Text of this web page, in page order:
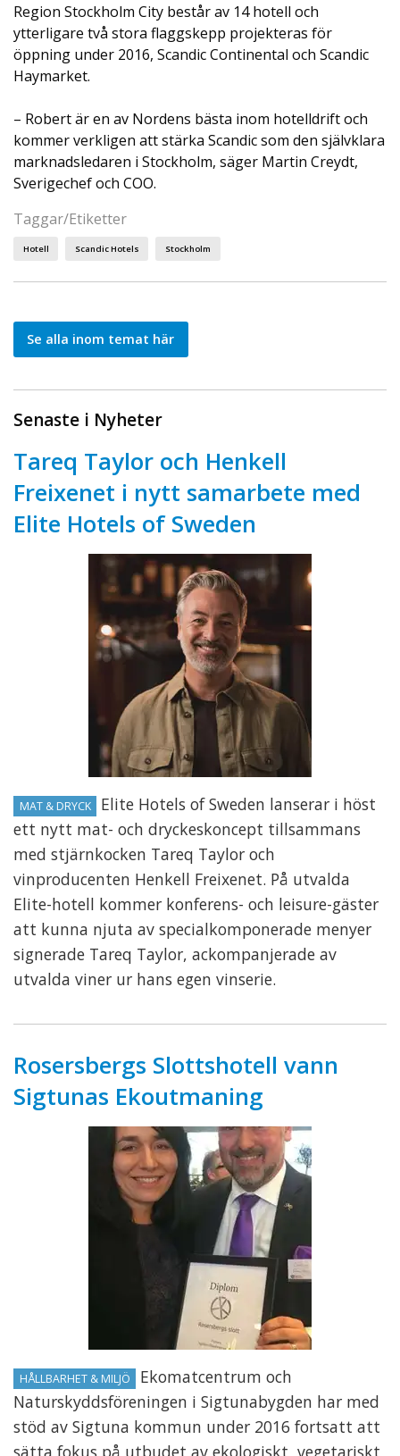
Region Stockholm City består av 14 hotell och
ytterligare två stora flaggskepp projekteras för
öppning under 2016, Scandic Continental och Scandic
Haymarket.
– Robert är en av Nordens bästa inom hotelldrift och
kommer verkligen att stärka Scandic som den självklara
marknadsledaren i Stockholm, säger Martin Creydt,
Sverigechef och COO.
Taggar/Etiketter
Hotell Scandic Hotels Stockholm
Se alla inom temat här
Senaste i Nyheter
Tareq Taylor och Henkell
Freixenet i nytt samarbete med
Elite Hotels of Sweden
MAT & DRYCK
Elite Hotels of Sweden lanserar i höst
ett nytt mat- och dryckeskoncept tillsammans
med stjärnkocken Tareq Taylor och
vinproducenten Henkell Freixenet. På utvalda
Elite-hotell kommer konferens- och leisure-gäster
att kunna njuta av specialkomponerade menyer
signerade Tareq Taylor, ackompanjerade av
utvalda viner ur hans egen vinserie.
Rosersbergs Slottshotell vann
Sigtunas Ekoutmaning
HÅLLBARHET & MILJÖ
Ekomatcentrum och
Naturskyddsföreningen i Sigtunabygden har med
stöd av Sigtuna kommun under 2016 fortsatt att
sätta fokus på utbudet av ekologiskt, vegetariskt